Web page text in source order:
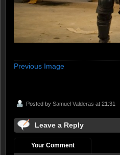
Previous Image
Posted by Samuel Valderas at 21:31
Leave a Reply
Your Comment